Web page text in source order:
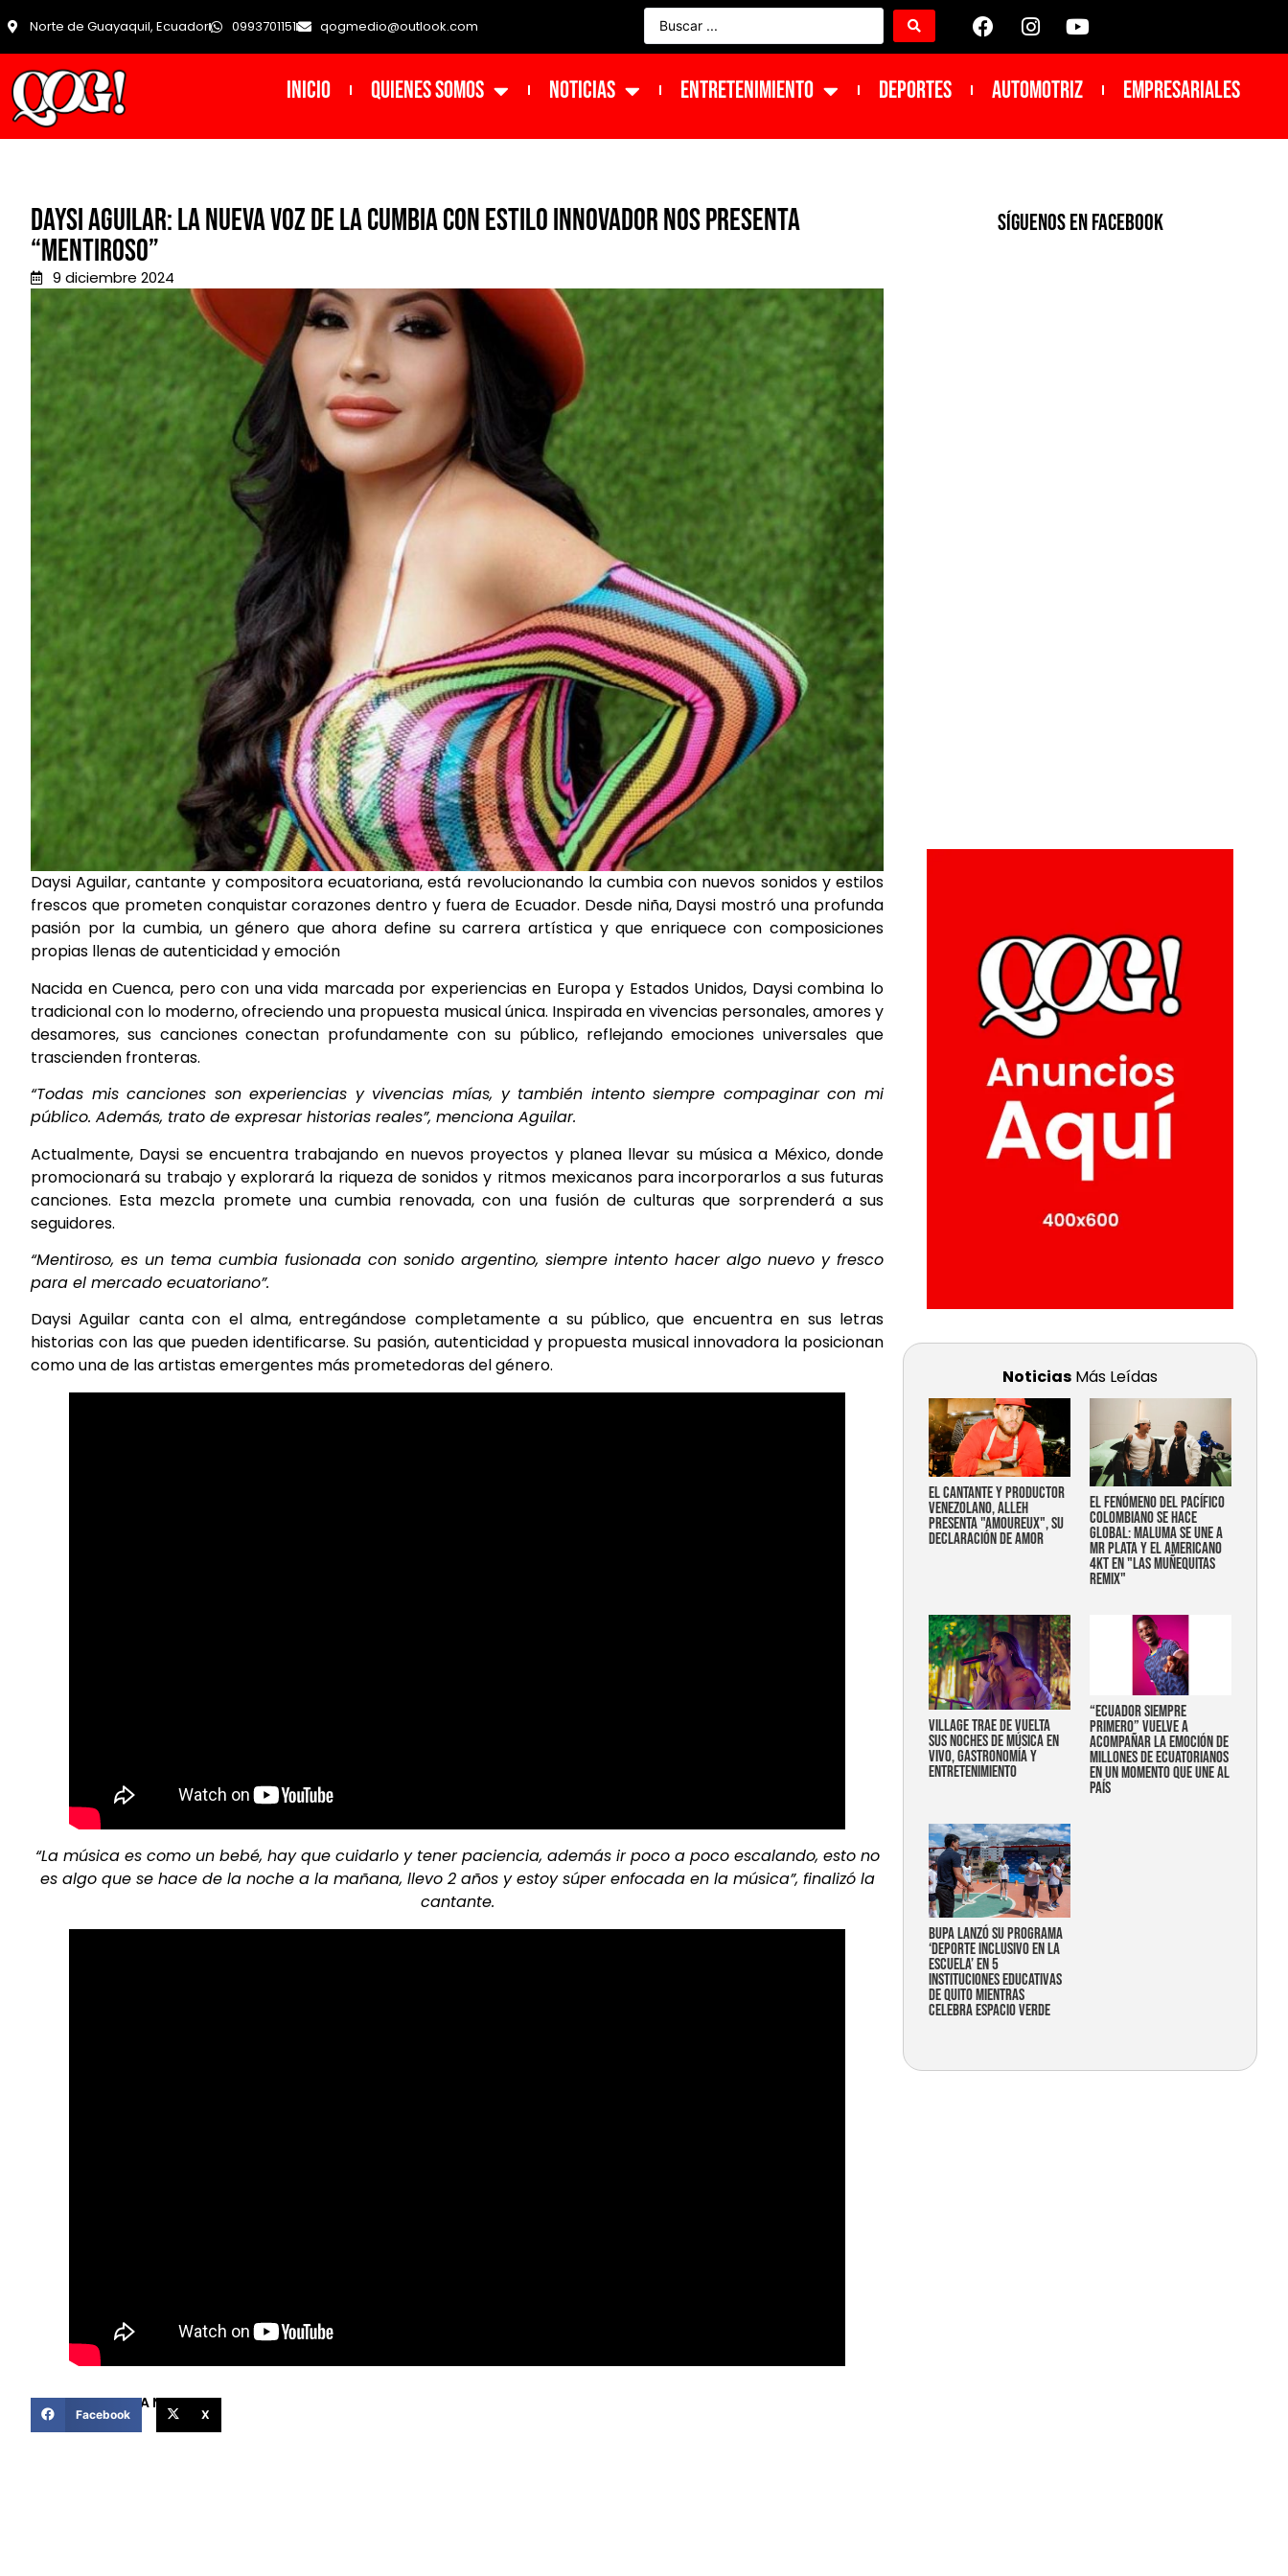
Norte de Guayaquil, Ecuador 0993701151 qogmedio@outlook.com
INICIO Quienes Somos NOTICIAS ENTRETENIMIENTO DEPORTES Automotriz Empresariales
Daysi Aguilar: La nueva voz de la cumbia con estilo innovador nos presenta
“Mentiroso”
9 diciembre 2024
Daysi Aguilar, cantante y compositora ecuatoriana, está revolucionando la cumbia con nuevos sonidos y estilos
frescos que prometen conquistar corazones dentro y fuera de Ecuador. Desde niña, Daysi mostró una profunda
pasión por la cumbia, un género que ahora define su carrera artística y que enriquece con composiciones
propias llenas de autenticidad y emoción
Nacida en Cuenca, pero con una vida marcada por experiencias en Europa y Estados Unidos, Daysi combina lo
tradicional con lo moderno, ofreciendo una propuesta musical única. Inspirada en vivencias personales, amores y
desamores, sus canciones conectan profundamente con su público, reflejando emociones universales que
trascienden fronteras.
“Todas mis canciones son experiencias y vivencias mías, y también intento siempre compaginar con mi
público. Además, trato de expresar historias reales”, menciona Aguilar.
Actualmente, Daysi se encuentra trabajando en nuevos proyectos y planea llevar su música a México, donde
promocionará su trabajo y explorará la riqueza de sonidos y ritmos mexicanos para incorporarlos a sus futuras
canciones. Esta mezcla promete una cumbia renovada, con una fusión de culturas que sorprenderá a sus
seguidores.
“Mentiroso, es un tema cumbia fusionada con sonido argentino, siempre intento hacer algo nuevo y fresco
para el mercado ecuatoriano”.
Daysi Aguilar canta con el alma, entregándose completamente a su público, que encuentra en sus letras
historias con las que pueden identificarse. Su pasión, autenticidad y propuesta musical innovadora la posicionan
como una de las artistas emergentes más prometedoras del género.
“La música es como un bebé, hay que cuidarlo y tener paciencia, además ir poco a poco escalando, esto no
es algo que se hace de la noche a la mañana, llevo 2 años y estoy súper enfocada en la música”, finalizó la
cantante.
COMPARTIR ESTA NOTICIA
Facebook X
SíGUENOS EN FACEBOOK
Noticias Más Leídas
EL CANTANTE Y PRODUCTOR
VENEZOLANO, ALLEH
PRESENTA "AMOUREUX", SU
DECLARACIÓN DE AMOR
EL FENÓMENO DEL PACÍFICO
COLOMBIANO SE HACE
GLOBAL: MALUMA SE UNE A
MR PLATA Y EL AMERICANO
4KT EN "LAS MUÑEQUITAS
REMIX"
Village trae de vuelta
sus noches de música en
vivo, gastronomía y
entretenimiento
“Ecuador siempre
primero” vuelve a
acompañar la emoción de
millones de ecuatorianos
en un momento que une al
país
Bupa lanzó su programa
‘Deporte Inclusivo en la
Escuela’ en 5
instituciones educativas
de Quito mientras
celebra espacio verde